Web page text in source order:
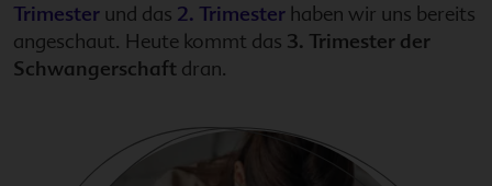
Trimester und das 2. Trimester haben wir uns bereits
angeschaut. Heute kommt das 3. Trimester der
Schwangerschaft dran.